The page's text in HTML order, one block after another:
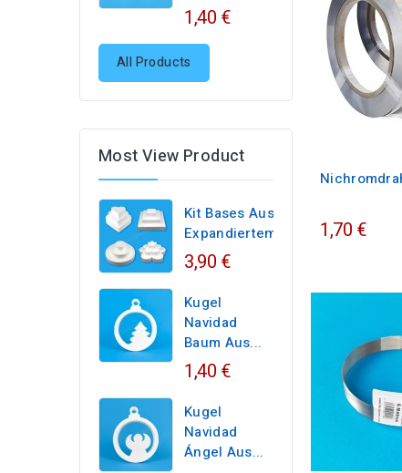
1,40 €
All Products
Most View Product
Kit Bases Aus
Expandiertem...
3,90 €
Kugel
Navidad
Baum Aus...
1,40 €
Kugel
Navidad
Ángel Aus...
1,70 €